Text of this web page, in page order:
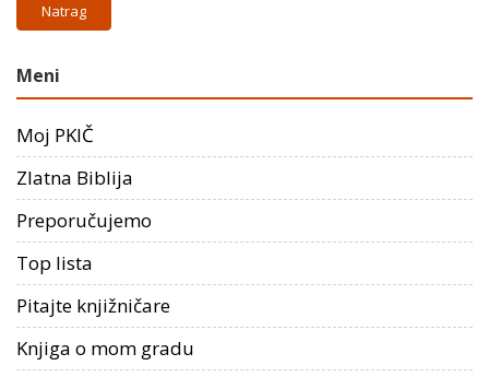
Natrag
Meni
Moj PKIČ
Zlatna Biblija
Preporučujemo
Top lista
Pitajte knjižničare
Knjiga o mom gradu